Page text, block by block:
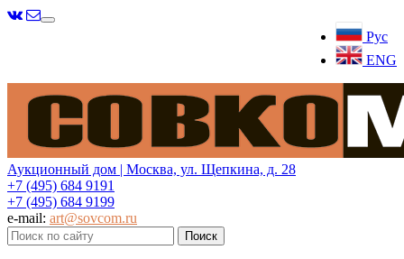
Рус
ENG
Меню
Аукционный дом | Москва, ул. Щепкина, д. 28
+7 (495) 684 9191
+7 (495) 684 9199
e-mail: art@sovcom.ru